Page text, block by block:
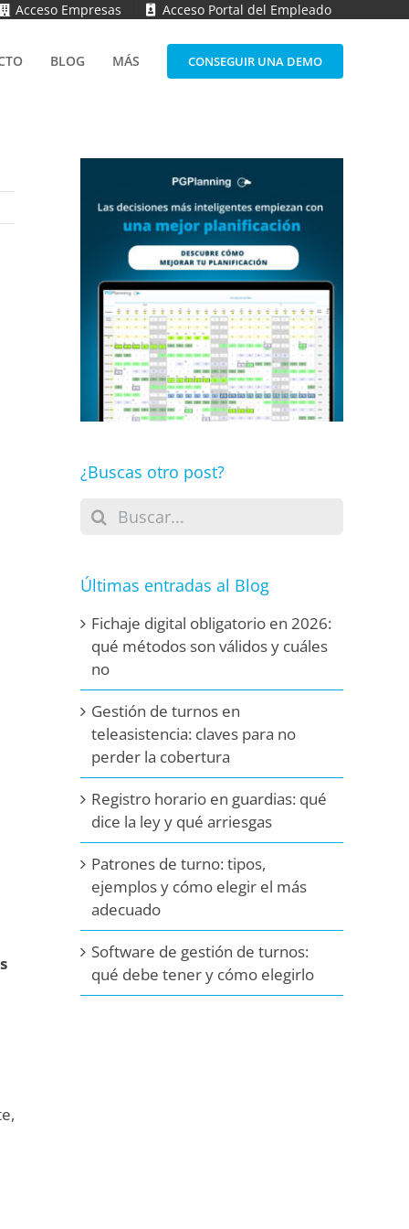
Acceso Empresas Acceso Portal del Empleado
BLOG MÁS CONSEGUIR UNA DEMO
¿Buscas otro post?
Buscar:
Últimas entradas al Blog
Fichaje digital obligatorio en 2026:
qué métodos son válidos y cuáles
no
Gestión de turnos en
teleasistencia: claves para no
perder la cobertura
Registro horario en guardias: qué
dice la ley y qué arriesgas
Patrones de turno: tipos,
ejemplos y cómo elegir el más
adecuado
Software de gestión de turnos:
qué debe tener y cómo elegirlo